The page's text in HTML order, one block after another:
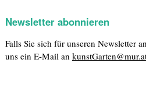
Newsletter abonnieren
Falls Sie sich für unseren Newsletter
uns ein E-Mail an